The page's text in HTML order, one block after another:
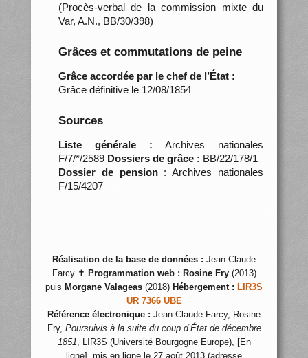
(Procès-verbal de la commission mixte du
Var, A.N., BB/30/398)
Grâces et commutations de peine
Grâce accordée par le chef de l’État :
Grâce définitive le 12/08/1854
Sources
Liste générale : Archives nationales
F/7/*/2589 Dossiers de grâce : BB/22/178/1
Dossier de pension: Archives nationales
F/15/4207
Réalisation de la base de données : Jean-Claude
Farcy ✝ Programmation web : Rosine Fry(2013)
puis Morgane Valageas (2018) Hébergement : LIR3S
UR 7366 UBE
Référence électronique : Jean-Claude Farcy, Rosine
Fry, Poursuivis à la suite du coup d’État de décembre
1851, LIR3S (Université Bourgogne Europe), [En
ligne], mis en ligne le 27 août 2013 (adresse